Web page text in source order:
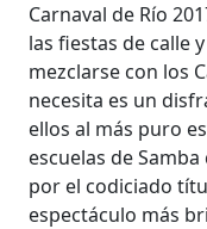
Carnaval de Río
las fiestas de calle
mezclarse con los
necesita es un
ellos al más puro
escuelas de
por el codiciado
espectáculo más